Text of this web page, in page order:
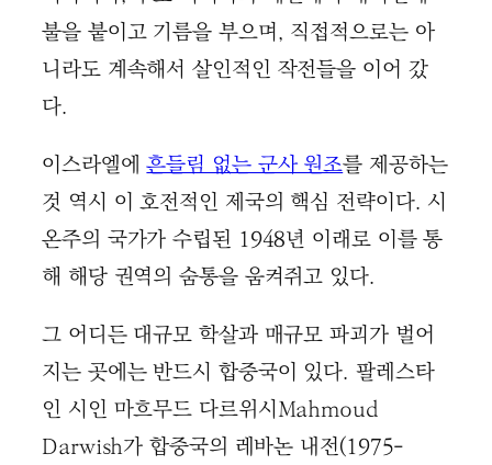
불을 붙이고 기름을 부으며, 직접적으로는 아
니라도 계속해서 살인적인 작전들을 이어 갔
다.
이스라엘에흔들림 없는 군사 원조를 제공하는
것 역시 이 호전적인 제국의 핵심 전략이다. 시
온주의 국가가 수립된 1948년 이래로 이를 통
해 해당 권역의 숨통을 움켜쥐고 있다.
그 어디든 대규모 학살과 매규모 파괴가 벌어
지는 곳에는 반드시 합중국이 있다. 팔레스타
인 시인 마흐무드 다르위시Mahmoud
Darwish가 합중국의 레바논 내전(1975-